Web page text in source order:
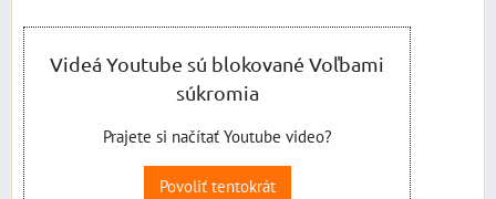
Videá Youtube sú blokované Voľbami
súkromia
Prajete si načítať Youtube video?
Povoliť tentokrát